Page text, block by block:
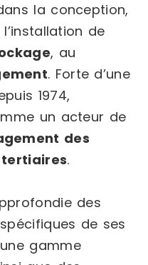
la conception,
de
, au
. Forte d’une
1974,
un acteur de
des
.
des
de ses
gamme